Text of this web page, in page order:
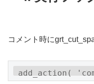
コメント時に
add_action(